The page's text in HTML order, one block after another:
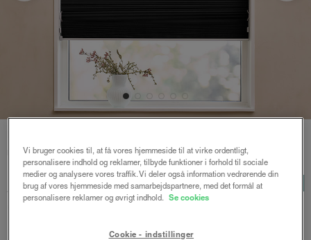
m/snoretræk
Astrid plisségardin up and
down m/snoretræk
Sort - Honeycomb
Vi bruger cookies til, at få vores hjemmeside til at virke ordentligt,
personalisere indhold og reklamer, tilbyde funktioner i forhold til sociale
medier og analysere vores traffik. Vi deler også information vedrørende din
brug af vores hjemmeside med samarbejdspartnere, med det formål at
personalisere reklamer og øvrigt indhold. Se cookies
Cookie - indstillinger